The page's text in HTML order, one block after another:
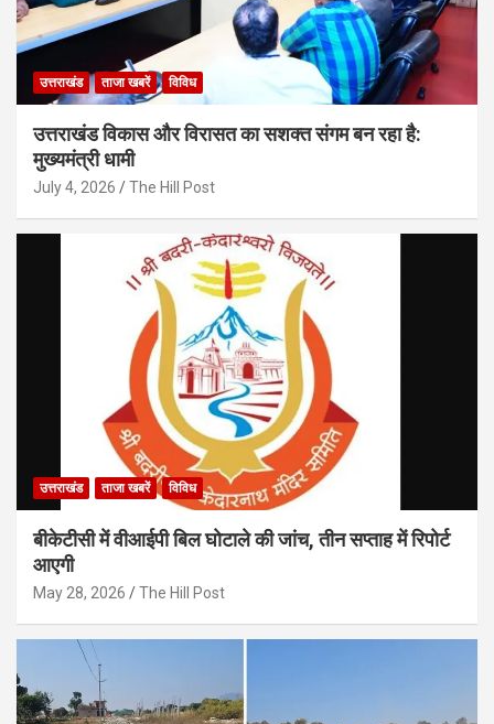
उत्तराखंड ताजा खबरें विविध
उत्तराखंड विकास और विरासत का सशक्त संगम बन रहा है:
मुख्यमंत्री धामी
July 4, 2026 The Hill Post
उत्तराखंड ताजा खबरें विविध
बीकेटीसी में वीआईपी बिल घोटाले की जांच, तीन सप्ताह में रिपोर्ट
आएगी
May 28, 2026 The Hill Post